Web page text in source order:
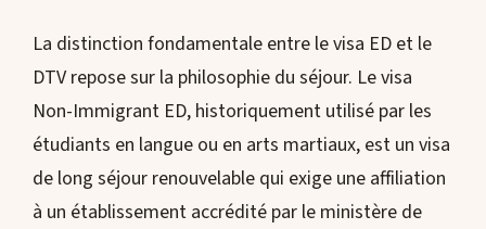
La distinction fondamentale entre le visa ED et le
DTV repose sur la philosophie du séjour. Le visa
Non-Immigrant ED, historiquement utilisé par les
étudiants en langue ou en arts martiaux, est un visa
de long séjour renouvelable qui exige une affiliation
à un établissement accrédité par le ministère de